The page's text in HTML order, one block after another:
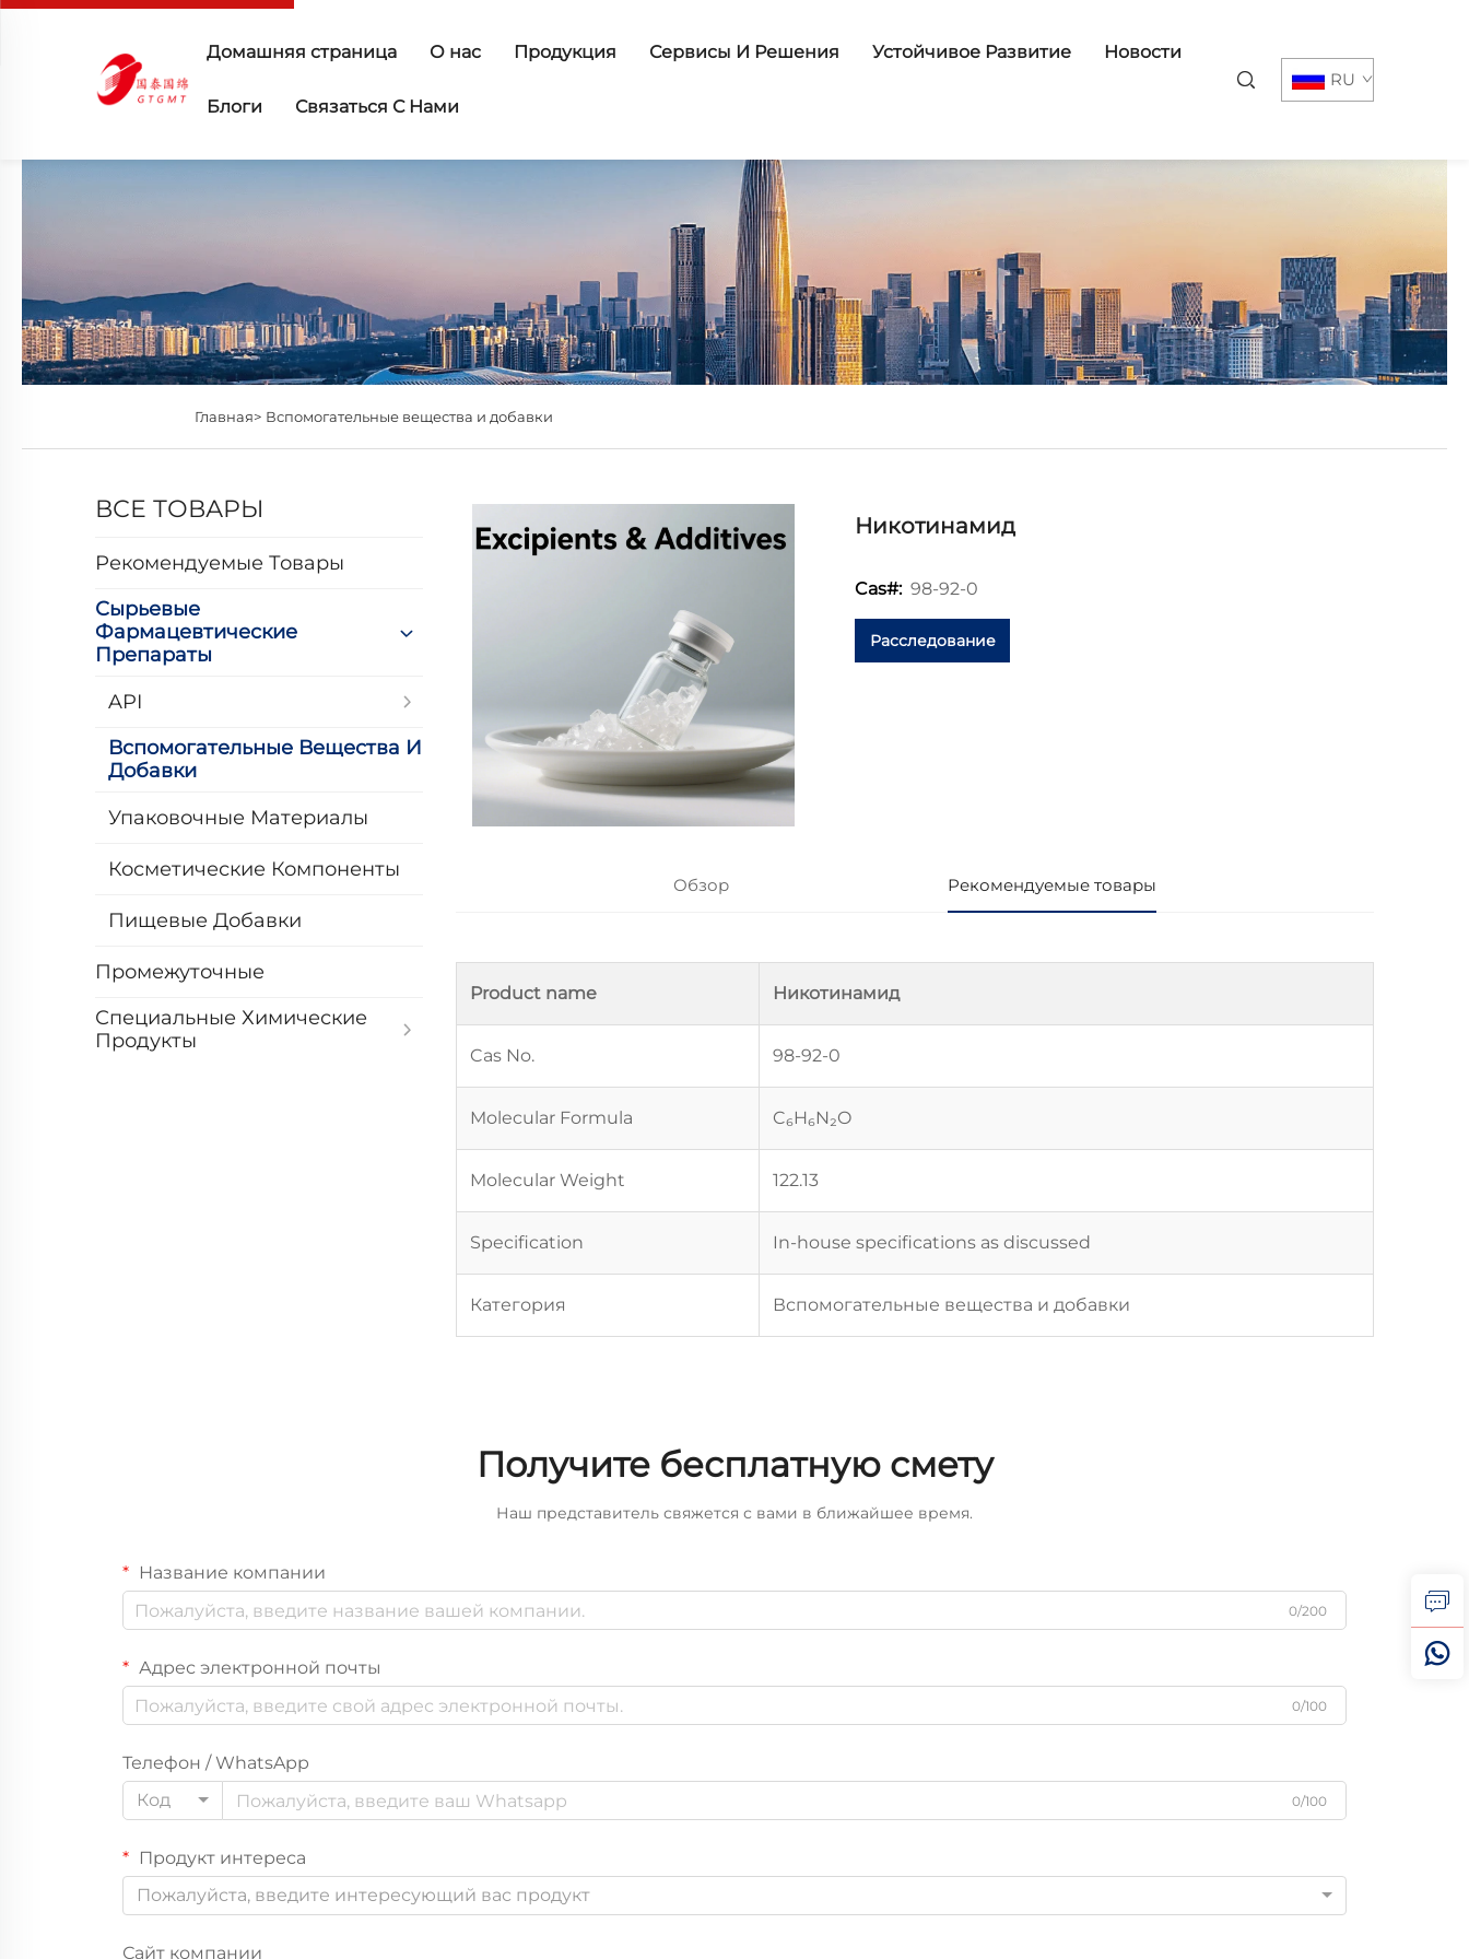
Домашняя страница О нас Продукция Сервисы И Решения Устойчивое Развитие Новости
Блоги Связаться С Нами
RU
Главная> Вспомогательные вещества и добавки
ВСЕ ТОВАРЫ
Рекомендуемые Товары
Сырьевые
Фармацевтические
Препараты
API
Вспомогательные Вещества И
Добавки
Упаковочные Материалы
Косметические Компоненты
Пищевые Добавки
Промежуточные
Специальные Химические
Продукты
Никотинамид
Cas#: 98-92-0
Расследование
Обзор Рекомендуемые товары
Product name Никотинамид
Cas No. 98-92-0
Molecular Formula C₆H₆N₂O
Molecular Weight 122.13
Specification In-house specifications as discussed
Категория Вспомогательные вещества и добавки
Получите бесплатную смету
Наш представитель свяжется с вами в ближайшее время.
Название компании
0/200
Адрес электронной почты
0/100
Телефон / WhatsApp
Код
0/100
Продукт интереса
Пожалуйста, введите интересующий вас продукт
Сайт компании